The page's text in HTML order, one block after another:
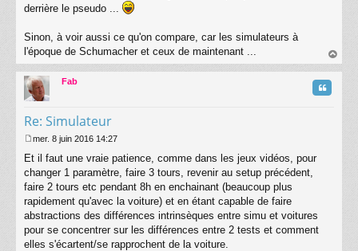
a
e
derrière le pseudo ...
Sinon, à voir aussi ce qu'on compare, car les simulateurs à
l'époque de Schumacher et ceux de maintenant ...
au
Fab
Re: Simulateur
Citation
e
s
s
g
e
mer. 8 juin 2016 14:27
Et il faut une vraie patience, comme dans les jeux vidéos, pour
changer 1 paramètre, faire 3 tours, revenir au setup précédent,
faire 2 tours etc pendant 8h en enchainant (beaucoup plus
rapidement qu'avec la voiture) et en étant capable de faire
abstractions des différences intrinsèques entre simu et voitures
pour se concentrer sur les différences entre 2 tests et comment
elles s'écartent/se rapprochent de la voiture.